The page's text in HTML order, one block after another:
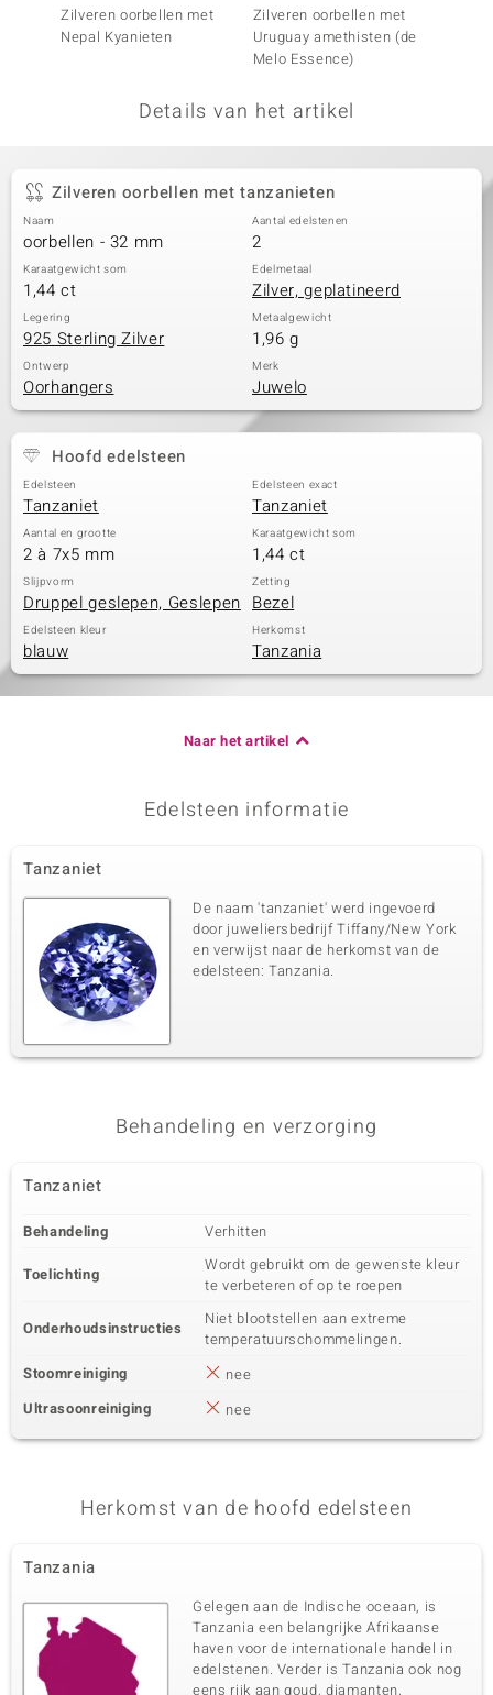
Zilveren oorbellen met
Nepal Kyanieten
Zilveren oorbellen met
Uruguay amethisten (de
Melo Essence)
Details van het artikel
Zilveren oorbellen met tanzanieten
Naam
oorbellen - 32 mm
Aantal edelstenen
2
Karaatgewicht som
1,44 ct
Edelmetaal
Zilver, geplatineerd
Legering
925 Sterling Zilver
Metaalgewicht
1,96 g
Ontwerp
Oorhangers
Merk
Juwelo
Hoofd edelsteen
Edelsteen
Tanzaniet
Edelsteen exact
Tanzaniet
Aantal en grootte
2 à 7x5 mm
Karaatgewicht som
1,44 ct
Slijpvorm
Druppel geslepen, Geslepen
Zetting
Bezel
Edelsteen kleur
blauw
Herkomst
Tanzania
Naar het artikel
Edelsteen informatie
Tanzaniet
De naam 'tanzaniet' werd ingevoerd
door juweliersbedrijf Tiffany/New York
en verwijst naar de herkomst van de
edelsteen: Tanzania.
Behandeling en verzorging
Tanzaniet
Behandeling Verhitten
Toelichting
Wordt gebruikt om de gewenste kleur
te verbeteren of op te roepen
Onderhoudsinstructies
Niet blootstellen aan extreme
temperatuurschommelingen.
Stoomreiniging
nee
Ultrasoonreiniging
nee
Herkomst van de hoofd edelsteen
Tanzania
Gelegen aan de Indische oceaan, is
Tanzania een belangrijke Afrikaanse
haven voor de internationale handel in
edelstenen. Verder is Tanzania ook nog
eens rijk aan goud, diamanten,